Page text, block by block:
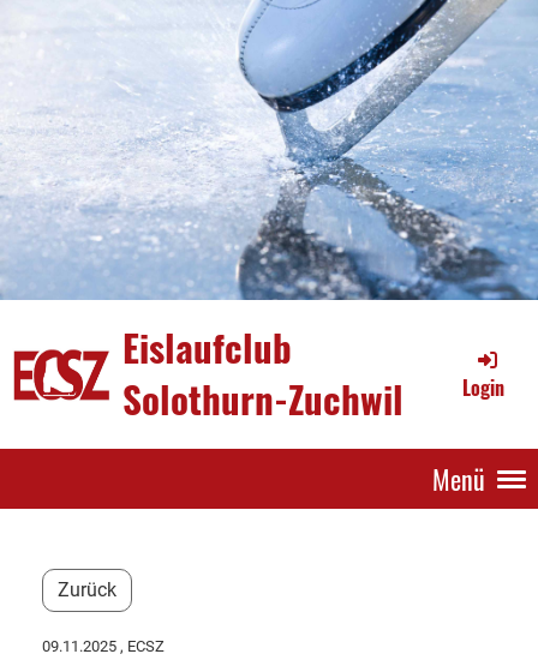
Eislaufclub
Solothurn-Zuchwil
Login
Menü
Zurück
09.11.2025 , ECSZ